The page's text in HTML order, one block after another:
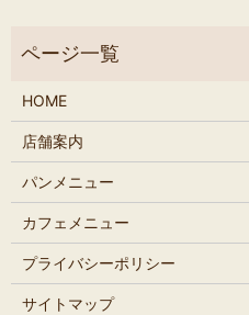
HOME
店舗案内
パンメニュー
カフェメニュー
プライバシーポリシー
サイトマップ